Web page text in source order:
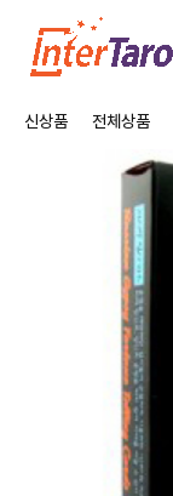
신상품 전체상품